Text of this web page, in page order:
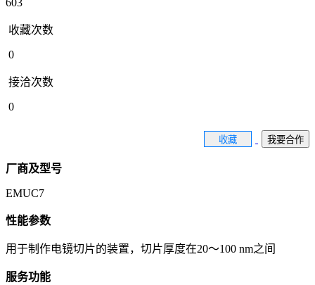
收藏次数
0
接洽次数
0
收藏 我要合作
厂商及型号
EMUC7
性能参数
用于制作电镜切片的装置，切片厚度在20～100 nm之间
服务功能